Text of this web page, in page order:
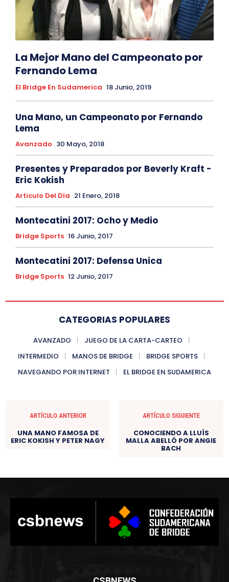
La Mejor Mano del Campeonato por
Fernando Lema
El Bridge En Sudamerica 18 Junio, 2019
Una Mano, un Campeonato por Fernando
Lema
Avanzado 30 Mayo, 2018
Presentes y Preparados por Beverly Kraft -
Eric Kokish
Articulo Del Día 21 Enero, 2018
Montecatini 2017: Ocho y Medio
Bridge Sports 16 Junio, 2017
Montecatini 2017: Defensa Unica
Bridge Sports 12 Junio, 2017
CATEGORIAS POPULARES
AVANZADO
JUEGO DE LA CARTA-CARTEO
INTERMEDIO
MANOS DE BRIDGE
BRIDGE SPORTS
NAVEGANDO POR INTERNET
EL BRIDGE EN SUDAMERICA
ARTÍCULO ANTERIOR
UNA MANO FAMOSA DE
ERIC KOKISH Y PETER NAGY
ARTÍCULO SIGUIENTE
CONOCIENDO A LLUÍS
MALLA ABELLÓ POR ANGIE
BACH